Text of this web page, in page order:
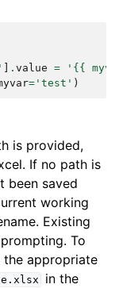
. value =
'{{
= 'test' )
is provided,
If no path is
been saved
working
Existing
To
appropriate
in the